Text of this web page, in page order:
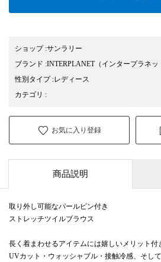
ショップ:サンラリー
ブランド :INTERPLANET（インタープラネッ
性別タイプ:レディース
カテゴリ :
お気に入り登録
商品説明
取り外し可能なパールピン付き
ストレッチツイルブラウス
長く着まわせるアイテムには嬉しいメリット付
UVカット・ウォッシャブル・接触冷感、そし